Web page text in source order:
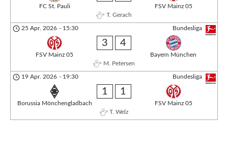
FC St. Pauli
FSV Mainz 05
T. Gerach
Bundesliga
25 Apr. 2026 - 15:30
FSV Mainz 05
3 4
Bayern München
M. Petersen
Bundesliga
19 Apr. 2026 - 19:30
Borussia Mönchengladbach
1 1
FSV Mainz 05
T. Welz